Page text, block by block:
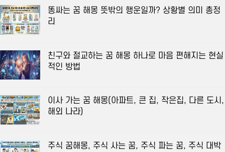
똥싸는 꿈 해몽 뜻밖의 행운일까? 상황별 의미 총정
리
친구와 절교하는 꿈 해몽 하나로 마음 편해지는 현실
적인 방법
이사 가는 꿈 해몽(아파트, 큰 집, 작은집, 다른 도시,
해외 나라)
주식 꿈해몽, 주식 사는 꿈, 주식 파는 꿈, 주식 대박